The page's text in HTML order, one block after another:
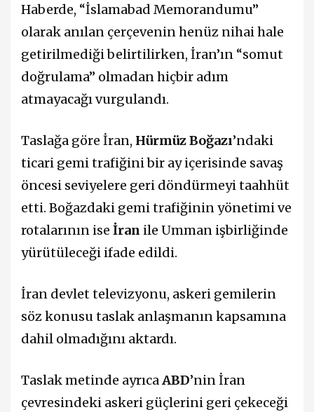
Haberde, “İslamabad Memorandumu”
olarak anılan çerçevenin henüz nihai hale
getirilmediği belirtilirken, İran’ın “somut
doğrulama” olmadan hiçbir adım
atmayacağı vurgulandı.
Taslağa göre İran, Hürmüz Boğazı’ndaki
ticari gemi trafiğini bir ay içerisinde savaş
öncesi seviyelere geri döndürmeyi taahhüt
etti. Boğazdaki gemi trafiğinin yönetimi ve
rotalarının ise İran ile Umman işbirliğinde
yürütüleceği ifade edildi.
İran devlet televizyonu, askeri gemilerin
söz konusu taslak anlaşmanın kapsamına
dahil olmadığını aktardı.
Taslak metinde ayrıcaABD’nin İran
çevresindeki askeri güçlerini geri çekeceği